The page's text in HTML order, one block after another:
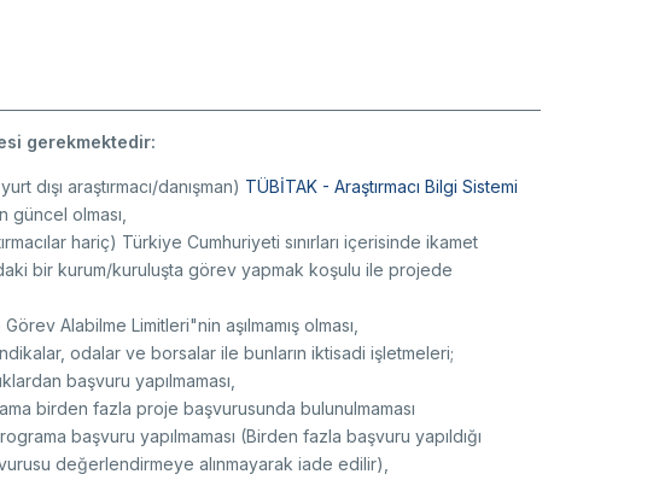
gerekmektedir:
dışı araştırmacı/danışman) TÜBİTAK - Araştırmacı Bilgi Sistemi
güncel olması,
hariç) Türkiye Cumhuriyeti sınırları içerisinde ikamet
bir kurum/kuruluşta görev yapmak koşulu ile projede
Alabilme Limitleri"nin aşılmamış olması,
odalar ve borsalar ile bunların iktisadi işletmeleri;
başvuru yapılmaması,
birden fazla proje başvurusunda bulunulmaması
başvuru yapılmaması (Birden fazla başvuru yapıldığı
değerlendirmeye alınmayarak iade edilir),